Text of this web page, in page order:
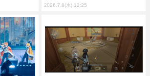
2026.7.8(水) 12:25